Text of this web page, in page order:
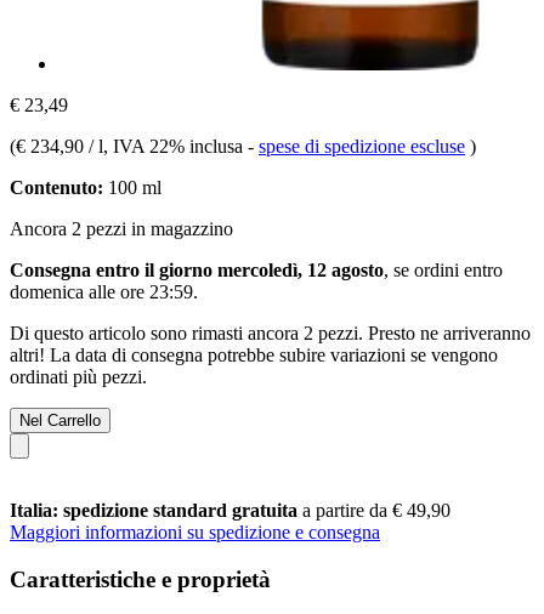
€ 23,49
(€ 234,90 / l, IVA 22% inclusa - spese di spedizione escluse )
Contenuto: 100 ml
Ancora 2 pezzi in magazzino
Consegna entro il giorno mercoledì, 12 agosto, se ordini entro
domenica alle ore 23:59.
Di questo articolo sono rimasti ancora 2 pezzi. Presto ne arriveranno
altri! La data di consegna potrebbe subire variazioni se vengono
ordinati più pezzi.
Nel Carrello
Italia: spedizione standard gratuita a partire da € 49,90
Maggiori informazioni su spedizione e consegna
Caratteristiche e proprietà